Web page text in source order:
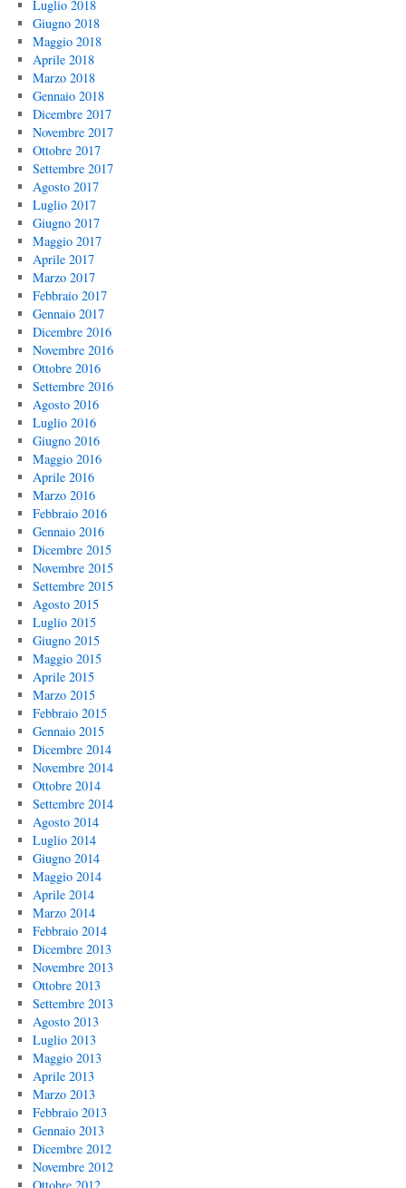
Luglio 2018
Giugno 2018
Maggio 2018
Aprile 2018
Marzo 2018
Gennaio 2018
Dicembre 2017
Novembre 2017
Ottobre 2017
Settembre 2017
Agosto 2017
Luglio 2017
Giugno 2017
Maggio 2017
Aprile 2017
Marzo 2017
Febbraio 2017
Gennaio 2017
Dicembre 2016
Novembre 2016
Ottobre 2016
Settembre 2016
Agosto 2016
Luglio 2016
Giugno 2016
Maggio 2016
Aprile 2016
Marzo 2016
Febbraio 2016
Gennaio 2016
Dicembre 2015
Novembre 2015
Settembre 2015
Agosto 2015
Luglio 2015
Giugno 2015
Maggio 2015
Aprile 2015
Marzo 2015
Febbraio 2015
Gennaio 2015
Dicembre 2014
Novembre 2014
Ottobre 2014
Settembre 2014
Agosto 2014
Luglio 2014
Giugno 2014
Maggio 2014
Aprile 2014
Marzo 2014
Febbraio 2014
Dicembre 2013
Novembre 2013
Ottobre 2013
Settembre 2013
Agosto 2013
Luglio 2013
Maggio 2013
Aprile 2013
Marzo 2013
Febbraio 2013
Gennaio 2013
Dicembre 2012
Novembre 2012